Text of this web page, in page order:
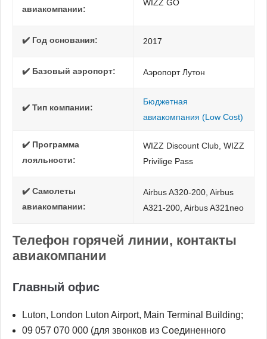
авиакомпании:
WIZZ GO
✔️ Год основания: 2017
✔️ Базовый аэропорт: Аэропорт Лутон
✔️ Тип компании:
Бюджетная
авиакомпания (Low Cost)
✔️ Программа
лояльности:
WIZZ Discount Club, WIZZ
Privilige Pass
✔️ Самолеты
авиакомпании:
Airbus A320-200, Airbus
A321-200, Airbus A321neo
Телефон горячей линии, контакты
авиакомпании
Главный офиc
Luton, London Luton Airport, Main Terminal Building;
09 057 070 000 (для звонков из Соединенного